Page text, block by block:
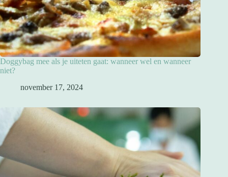
Doggybag mee als je uiteten gaat: wanneer wel en wanneer
niet?
november 17, 2024